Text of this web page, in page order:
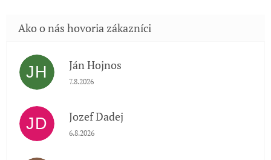
JH Ján Hojnos
Hodnotenie obchodu je 5 z 5 hviezdičiek.
7.8.2026
JD Jozef Dadej
Hodnotenie obchodu je 5 z 5 hviezdičiek.
6.8.2026